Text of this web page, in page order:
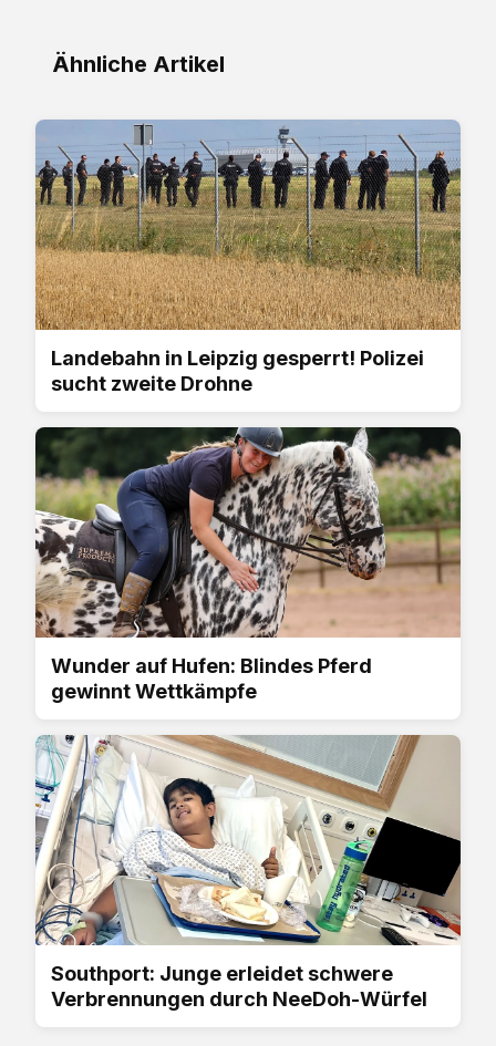
Ähnliche Artikel
Landebahn in Leipzig gesperrt! Polizei
sucht zweite Drohne
Wunder auf Hufen: Blindes Pferd
gewinnt Wettkämpfe
Southport: Junge erleidet schwere
Verbrennungen durch NeeDoh-Würfel